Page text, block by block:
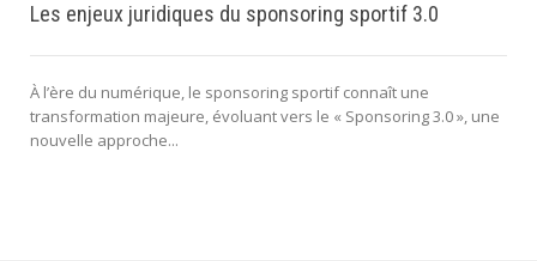
Les enjeux juridiques du sponsoring sportif 3.0
À l’ère du numérique, le sponsoring sportif connaît une
transformation majeure, évoluant vers le « Sponsoring 3.0 », une
nouvelle approche...